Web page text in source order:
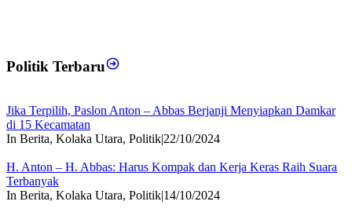
Politik Terbaru
Jika Terpilih, Paslon Anton – Abbas Berjanji Menyiapkan Damkar
di 15 Kecamatan
In Berita, Kolaka Utara, Politik|22/10/2024
H. Anton – H. Abbas: Harus Kompak dan Kerja Keras Raih Suara
Terbanyak
In Berita, Kolaka Utara, Politik|14/10/2024